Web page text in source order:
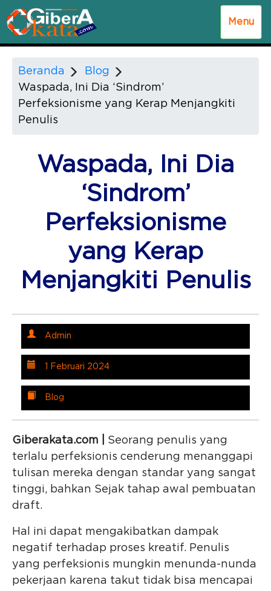
Menu
Beranda
Blog
Waspada, Ini Dia ‘Sindrom’
Perfeksionisme yang Kerap Menjangkiti
Penulis
Waspada, Ini Dia
‘Sindrom’
Perfeksionisme
yang Kerap
Menjangkiti Penulis
Admin
1 Februari 2024
Blog
Giberakata.com |
Seorang penulis yang
terlalu perfeksionis cenderung menanggapi
tulisan mereka dengan standar yang sangat
tinggi, bahkan Sejak tahap awal pembuatan
draft.
Hal ini dapat mengakibatkan dampak
negatif terhadap proses kreatif. Penulis
yang perfeksionis mungkin menunda-nunda
pekerjaan karena takut tidak bisa mencapai